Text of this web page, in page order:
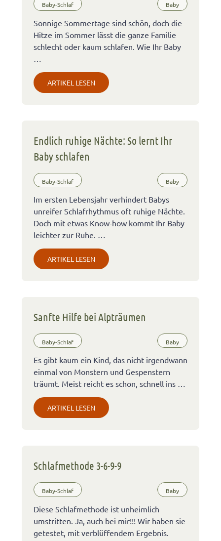
Baby-Schlaf Baby
Sonnige Sommertage sind schön, doch die
Hitze im Sommer lässt die ganze Familie
schlecht oder kaum schlafen. Wie Ihr Baby
…
ARTIKEL LESEN
Endlich ruhige Nächte: So lernt Ihr
Baby schlafen
Baby-Schlaf Baby
Im ersten Lebensjahr verhindert Babys
unreifer Schlafrhythmus oft ruhige Nächte.
Doch mit etwas Know-how kommt Ihr Baby
leichter zur Ruhe. …
ARTIKEL LESEN
Sanfte Hilfe bei Alpträumen
Baby-Schlaf Baby
Es gibt kaum ein Kind, das nicht irgendwann
einmal von Monstern und Gespenstern
träumt. Meist reicht es schon, schnell ins …
ARTIKEL LESEN
Schlafmethode 3-6-9-9
Baby-Schlaf Baby
Diese Schlafmethode ist unheimlich
umstritten. Ja, auch bei mir!!! Wir haben sie
getestet, mit verblüffendem Ergebnis.